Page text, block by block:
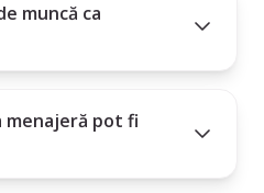
muncă ca
menajeră pot fi